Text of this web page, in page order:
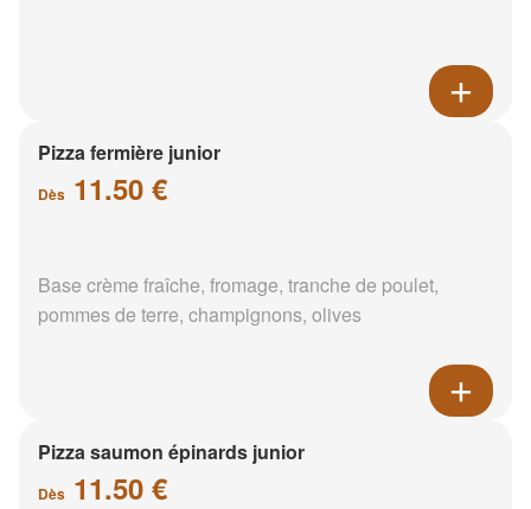
Pizza fermière junior
Dès 11.50 €
Base crème fraîche, fromage, tranche de poulet,
pommes de terre, champignons, olives
Pizza saumon épinards junior
Dès 11.50 €